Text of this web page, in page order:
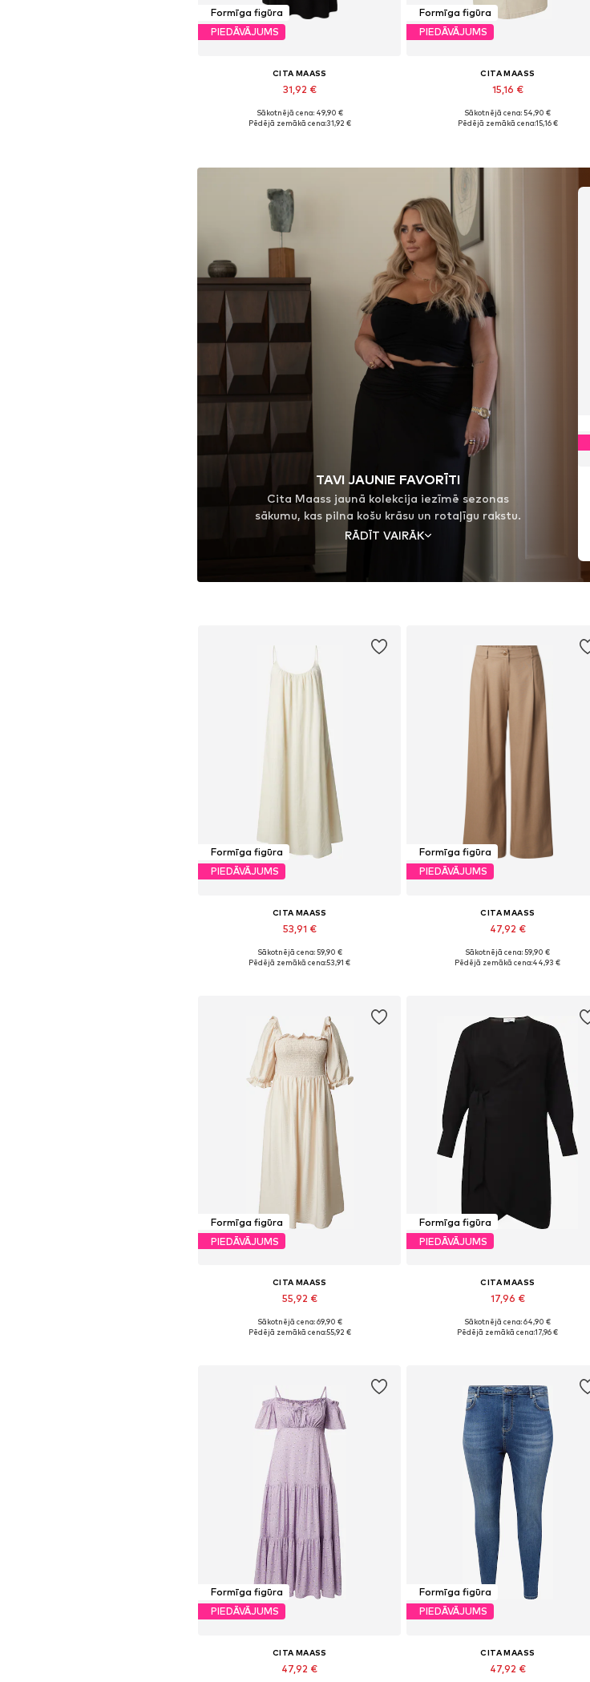
Formīga figūra
PIEDĀVĀJUMS
CITA MAASS
31,92 €
Pieejams daudzos izmēros
Sākotnējā cena: 49,90 €
Pēdējā zemākā cena:31,92 €
Formīga figūra
PIEDĀVĀJUMS
CITA MAASS
15,16 €
Pieejamie izmēri: 46, 48, 50, 52, 54
Sākotnējā cena: 54,90 €
Pēdējā zemākā cena:15,16 €
TAVI JAUNIE FAVORĪTI
Cita Maass jaunā kolekcija iezīmē sezonas
sākumu, kas pilna košu krāsu un rotaļīgu rakstu.
Plūstošas kleitas satiekas ar modernām
piegrieztām biksēm, bet sievišķīgi topi viegli
kombinējas ar svārkiem ar maigiem volāniem.
Gan ikdienas valkāšanai, gan birojam, gan
RĀDĪT VAIRĀK
Formīga figūra
PIEDĀVĀJUMS
CITA MAASS
53,91 €
Pieejamie izmēri: 44-46, 48-50, 52-54
Sākotnējā cena: 59,90 €
Pēdējā zemākā cena:53,91 €
Formīga figūra
PIEDĀVĀJUMS
CITA MAASS
47,92 €
Pieejamie izmēri: 42, 46, 48, 50, 52, 54
Sākotnējā cena: 59,90 €
Pēdējā zemākā cena:44,93 €
Formīga figūra
PIEDĀVĀJUMS
CITA MAASS
55,92 €
Pieejamie izmēri: 46, 48, 50, 52, 54
Sākotnējā cena: 69,90 €
Pēdējā zemākā cena:55,92 €
Formīga figūra
PIEDĀVĀJUMS
CITA MAASS
17,96 €
Pieejamie izmēri: 46, 48, 50, 54
Sākotnējā cena: 64,90 €
Pēdējā zemākā cena:17,96 €
Formīga figūra
PIEDĀVĀJUMS
CITA MAASS
47,92 €
Formīga figūra
PIEDĀVĀJUMS
CITA MAASS
47,92 €